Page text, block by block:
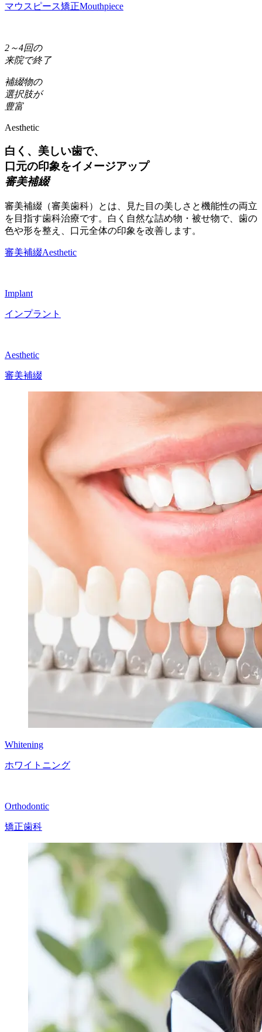
マウスピース矯正Mouthpiece
2～4回の
来院で終了
補綴物の
選択肢が
豊富
Aesthetic
白く、美しい歯で、
口元の印象をイメージアップ
審美補綴
審美補綴（審美歯科）とは、見た目の美しさと機能性の両立
を目指す歯科治療です。白く自然な詰め物・被せ物で、歯の
色や形を整え、口元全体の印象を改善します。
審美補綴Aesthetic
Implant
インプラント
Aesthetic
審美補綴
Whitening
ホワイトニング
Orthodontic
矯正歯科